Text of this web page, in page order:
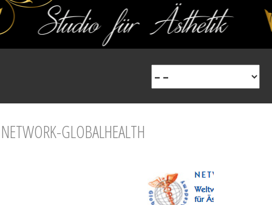
NETWORK-GLOBALHEALTH